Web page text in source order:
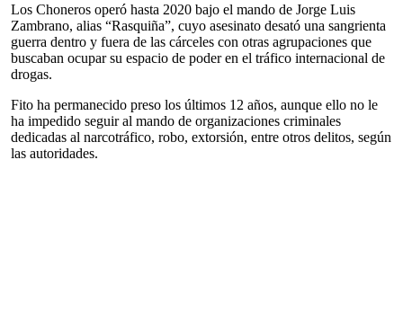
Los Choneros operó hasta 2020 bajo el mando de Jorge Luis
Zambrano, alias “Rasquiña”, cuyo asesinato desató una sangrienta
guerra dentro y fuera de las cárceles con otras agrupaciones que
buscaban ocupar su espacio de poder en el tráfico internacional de
drogas.
Fito ha permanecido preso los últimos 12 años, aunque ello no le
ha impedido seguir al mando de organizaciones criminales
dedicadas al narcotráfico, robo, extorsión, entre otros delitos, según
las autoridades.